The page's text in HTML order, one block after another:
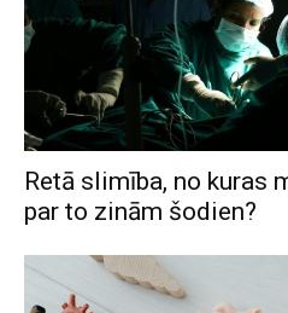
Retā slimība, no kuras
par to zinām šodien?